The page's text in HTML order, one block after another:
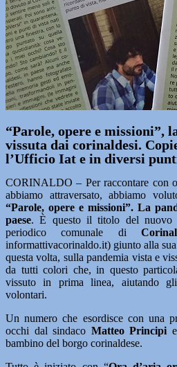
“Parole, opere e missioni”,
vissuta dai corinaldesi.
l’Ufficio Iat e in diversi
CORINALDO – Per raccontare con
abbiamo attraversato, abbiamo
“Parole, opere e missioni”. La
paese. È questo il titolo del nuovo
periodico comunale di
informattivacorinaldo.it) giunto alla
questa volta, sulla pandemia vista e
da tutti colori che, in questo
vissuto in prima linea, aiutando
volontari.
Un numero che esordisce con una
occhi dal sindaco Matteo Principi
bambino del borgo corinaldese.